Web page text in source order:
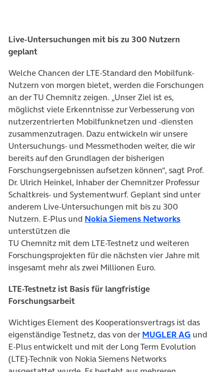
Live-Untersuchungen mit bis zu 300 Nutzern
geplant
Welche Chancen der LTE-Standard den Mobilfunk-
Nutzern von morgen bietet, werden die Forschungen
an der TU Chemnitz zeigen. „Unser Ziel ist es,
möglichst viele Erkenntnisse zur Verbesserung von
nutzerzentrierten Mobilfunknetzen und -diensten
zusammenzutragen. Dazu entwickeln wir unsere
Untersuchungs- und Messmethoden weiter, die wir
bereits auf den Grundlagen der bisherigen
Forschungsergebnissen aufsetzen können“, sagt Prof.
Dr. Ulrich Heinkel, Inhaber der Chemnitzer Professur
Schaltkreis- und Systementwurf. Geplant sind unter
anderem Live-Untersuchungen mit bis zu 300
Nutzern. E-Plus und Nokia Siemens Networks(öffnet in
unterstützen die
TU Chemnitz mit dem LTE-Testnetz und weiteren
Forschungsprojekten für die nächsten vier Jahre mit
insgesamt mehr als zwei Millionen Euro.
LTE-Testnetz ist Basis für langfristige
Forschungsarbeit
Wichtiges Element des Kooperationsvertrags ist das
eigenständige Testnetz, das von der MUGLER AG und
E-Plus entwickelt und mit der Long Term Evolution
(LTE)-Technik von Nokia Siemens Networks